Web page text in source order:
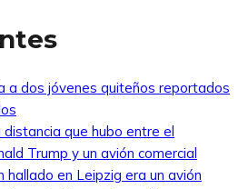
a dos jóvenes quiteños reportados
que hubo entre el
Trump y un avión comercial
hallado en Leipzig era un avión